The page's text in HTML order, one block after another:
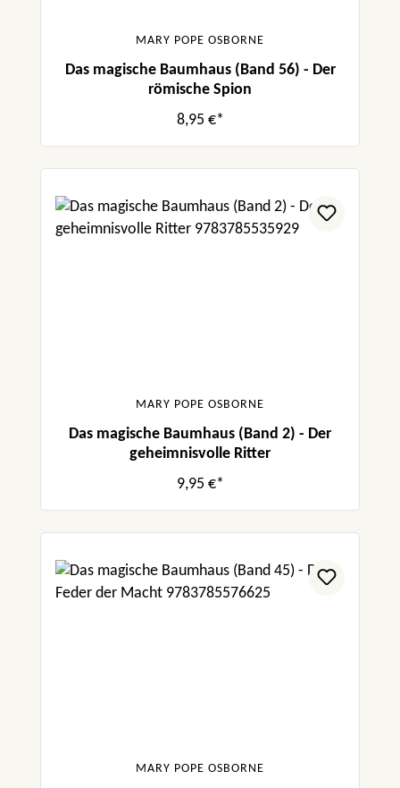
MARY POPE OSBORNE
Das magische Baumhaus (Band 56) - Der
römische Spion
8,95 €*
MARY POPE OSBORNE
Das magische Baumhaus (Band 2) - Der
geheimnisvolle Ritter
9,95 €*
MARY POPE OSBORNE